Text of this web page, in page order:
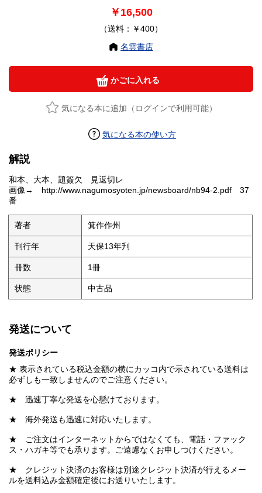
￥16,500
（送料：￥400）
名雲書店
かごに入れる
気になる本に追加（ログインで利用可能）
気になる本の使い方
解説
和本、大本、題簽欠 見返切レ
画像→ http://www.nagumosyoten.jp/newsboard/nb94-2.pdf 37
番
著者 箕作作州
刊行年 天保13年刋
冊数 1冊
状態 中古品
発送について
発送ポリシー
★ 表示されている税込金額の横にカッコ内で示されている送料は
必ずしも一致しませんのでご注意ください。
★ 迅速丁寧な発送を心懸けております。
★ 海外発送も迅速に対応いたします。
★ ご注文はインターネットからではなくても、電話・ファック
ス・ハガキ等でも承ります。ご遠慮なくお申しつけください。
★ クレジット決済のお客様は別途クレジット決済が行えるメー
ルを送料込み金額確定後にお送りいたします。